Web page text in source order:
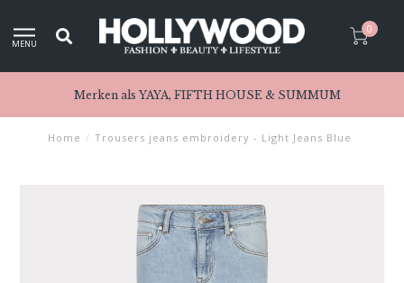
MENU
0
Merken als YAYA, FIFTH HOUSE & SUMMUM
Home / Trousers jeans embroidery - Light Jeans Blue